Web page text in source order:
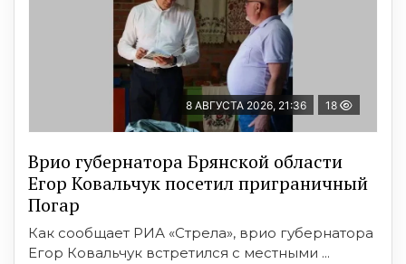
8 АВГУСТА 2026, 21:36 18
Врио губернатора Брянской области
Егор Ковальчук посетил приграничный
Погар
Как сообщает РИА «Стрела», врио губернатора
Егор Ковальчук встретился с местными ...